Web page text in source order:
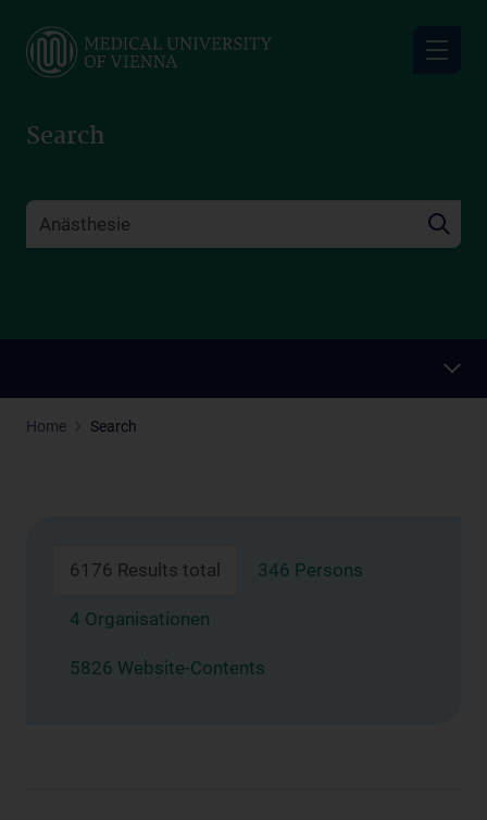
main
Search
Home Search
6176 Results total 346 Persons
4 Organisationen
5826 Website-Contents